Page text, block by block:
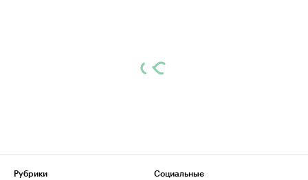
Рубрики
Социальные